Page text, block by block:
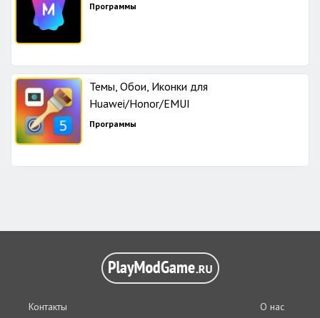
Программы
Темы, Обои, Иконки для
Huawei/Honor/EMUI
Программы
Контакты О нас